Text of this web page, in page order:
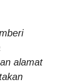
alamat